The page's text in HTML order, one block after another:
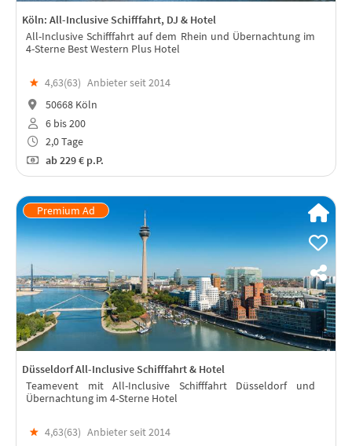
Köln: All-Inclusive Schifffahrt, DJ & Hotel
All-Inclusive Schifffahrt auf dem Rhein und Übernachtung im
4-Sterne Best Western Plus Hotel
★ 4,63(63) Anbieter seit 2014
50668 Köln
6 bis 200
2,0 Tage
ab229 € p.P.
Düsseldorf All-Inclusive Schifffahrt & Hotel
Teamevent mit All-Inclusive Schifffahrt Düsseldorf und
Übernachtung im 4-Sterne Hotel
★ 4,63(63) Anbieter seit 2014